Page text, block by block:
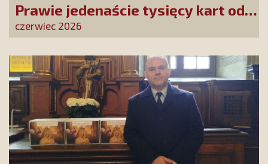
Prawie jedenaście tysięcy kart od
Przyjaciół Stowarzyszenia
złożonych w La Salette!
czerwiec 2026